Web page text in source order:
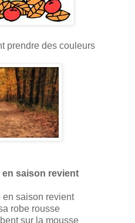
prendre des couleurs
saison revient
en saison revient
robe rousse
sur la mousse